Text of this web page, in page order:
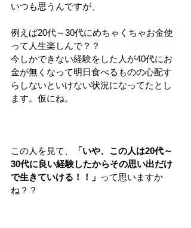
いつも思うんですが、
例えば20代～30代にめちゃくちゃお金使
って人生楽しんで？？
今しかできない経験をした人が40代にお
金が無くなって明日食べるものの心配す
らしないといけない状況になってたとし
ます。仮にね。
この人を見て、
「いや、この人は20代～
30代に良い経験したからその思い出だけ
で生きていける！！」 って思いますか
ね？？